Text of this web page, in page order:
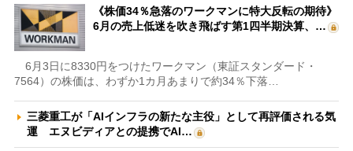
《株価34％急落のワークマンに特大反転の期待》
6月の売上低迷を吹き飛ばす第1四半期決算、…
6月3日に8330円をつけたワークマン（東証スタンダード・
7564）の株価は、わずか1カ月あまりで約34％下落…
三菱重工が「AIインフラの新たな主役」として再評価される気
運 エヌビディアとの提携でAI…